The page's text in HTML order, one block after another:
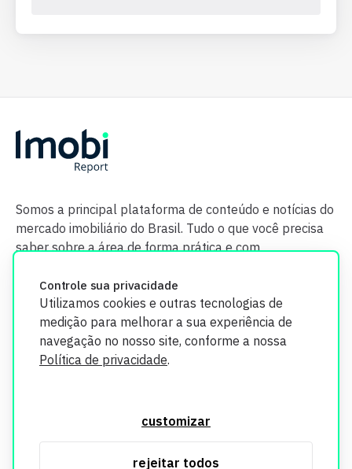
Controle sua privacidade
Utilizamos cookies e outras tecnologias de
medição para melhorar a sua experiência de
navegação no nosso site, conforme a nossa
Política de privacidade.
customizar
rejeitar todos
Somos a principal plataforma de conteúdo e notícias do
mercado imobiliário do Brasil. Tudo o que você precisa
saber sobre a área de forma prática e com
segurança. Todos os dados coletados em nosso site são
utilizados exclusivamente para fins de aprimoramento de
informações, consulte nossa Política de Privacidade.